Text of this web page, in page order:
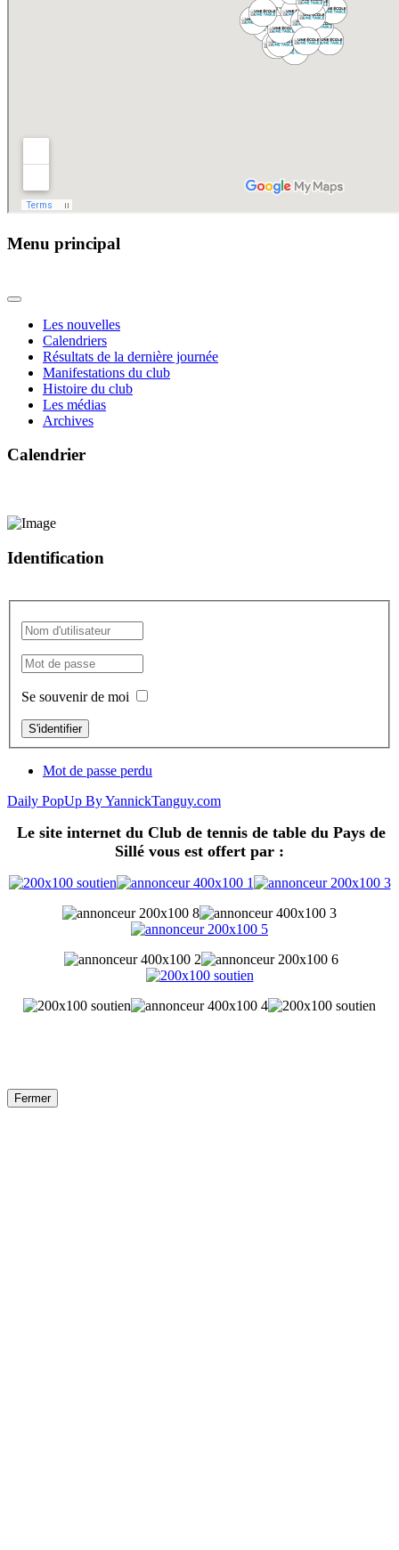
Menu principal
Les nouvelles
Calendriers
Résultats de la dernière journée
Manifestations du club
Histoire du club
Les médias
Archives
Calendrier
Identification
Se souvenir de moi
S'identifier
Mot de passe perdu
Daily PopUp By YannickTanguy.com
Le site internet du Club de tennis de table du Pays de
Sillé vous est offert par :